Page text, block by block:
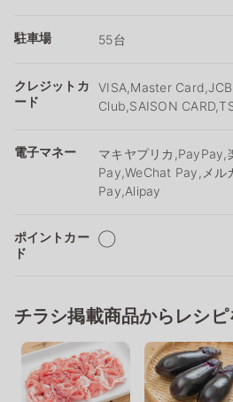
駐車場 55台
クレジットカ
ード
VISA,Master
Club,SAISON
電子マネー
マキヤプリカ
Pay,WeChat Pay,メル
Pay,Alipay
ポイントカー
ド
◯
チラシ掲載商品からレシ